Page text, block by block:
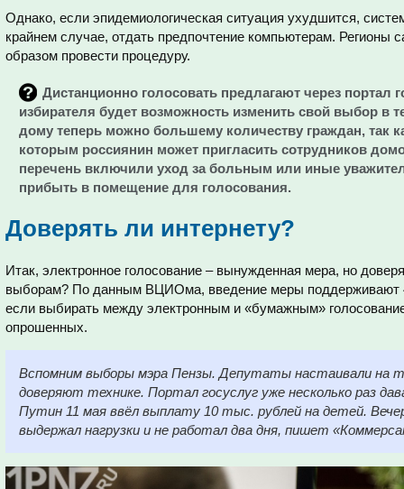
Однако, если эпидемиологическая ситуация ухудшится,
крайнем случае, отдать предпочтение компьютерам. Регионы
образом провести процедуру.
Дистанционно голосовать предлагают через портал
избирателя будет возможность изменить свой выбор в
дому теперь можно большему количеству граждан, так
которым россиянин может пригласить сотрудников
перечень включили уход за больным или иные
прибыть в помещение для голосования.
Доверять ли интернету?
Итак, электронное голосование – вынужденная мера, но
выборам? По данным ВЦИОма, введение меры поддерживают
если выбирать между электронным и «бумажным»
опрошенных.
Вспомним выборы мэра Пензы. Депутаты настаивали на
доверяют технике. Портал госуслуг уже несколько раз
Путин 11 мая ввёл выплату 10 тыс. рублей на детей.
выдержал нагрузки и не работал два дня, пишет